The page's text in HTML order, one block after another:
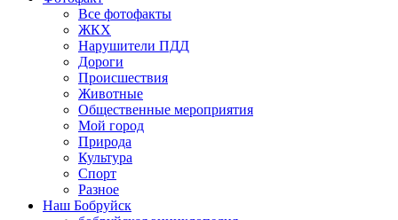
Все фотофакты
ЖКХ
Нарушители ПДД
Дороги
Происшествия
Животные
Общественные мероприятия
Мой город
Природа
Культура
Спорт
Разное
Наш Бобруйск